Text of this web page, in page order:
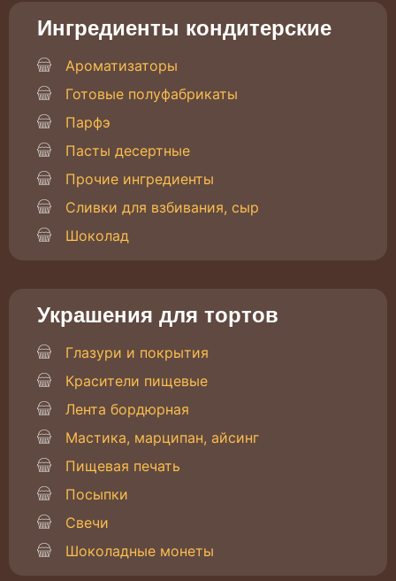
Ингредиенты кондитерские
Ароматизаторы
Готовые полуфабрикаты
Парфэ
Пасты десертные
Прочие ингредиенты
Сливки для взбивания, сыр
Шоколад
Украшения для тортов
Глазури и покрытия
Красители пищевые
Лента бордюрная
Мастика, марципан, айсинг
Пищевая печать
Посыпки
Свечи
Шоколадные монеты